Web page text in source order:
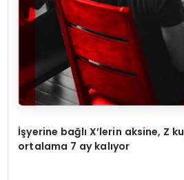
İşyerine bağlı X’lerin aksine, Z ku
ortalama 7 ay kalıyor